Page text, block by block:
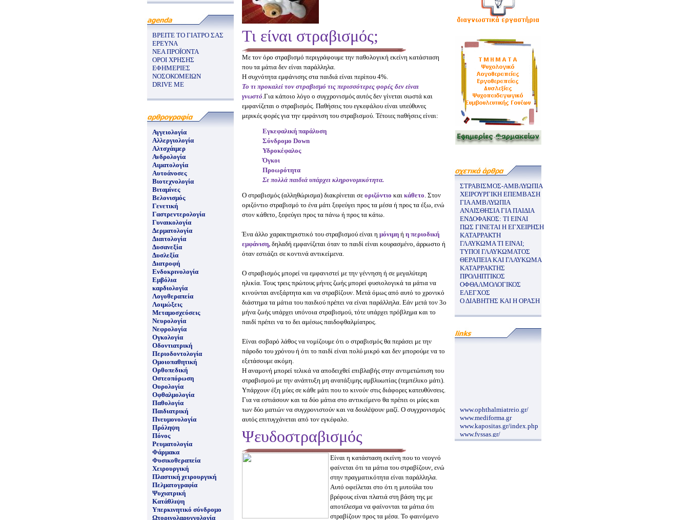
ΒΡΕΙΤΕ ΤΟ ΓΙΑΤΡΟ ΣΑΣ
ΕΡΕΥΝΑ
ΝΕΑ ΠΡΟΪΟΝΤΑ
ΟΡΟΙ ΧΡΗΣΗΣ
ΕΦΗΜΕΡΙΕΣ
ΝΟΣΟΚΟΜΕΙΩΝ
DRIVE ME
Αγγειολογία
Αλλεργιολογία
Αλτσχάιμερ
Ανδρολογία
Αιματολογία
Αυτοάνοσες
Βιοτεχνολογία
Βιταμίνες
Βελονισμός
Γενετική
Γαστρεντερολογία
Γυναικολογία
Δερματολογία
Διαιτολογία
Δυσανεξία
Δυσλεξία
Διατροφή
Ενδοκρινολογία
Εμβόλια
καρδιολογία
Λογοθεραπεία
Λοιμώξεις
Μεταμοσχεύσεις
Νευρολογία
Νεφρολογία
Ογκολογία
Οδοντιατρική
Περιοδοντολογία
Ομοιοπαθητική
Ορθοπεδική
Οστεοπόρωση
Ουρολογία
Οφθαλμολογία
Παθολογία
Παιδιατρική
Πνευμονολογία
Πρόληψη
Πόνος
Ρευματολογία
Φάρμακα
Φυσικοθεραπεία
Χειρουργική
Πλαστική χειρουργική
Πελματογραφία
Ψυχιατρική
Κατάθλιψη
Υπερκινητικό σύνδρομο
Ωτορινολαρυγγολογία
Τι είναι στραβισμός;
Με τον όρο στραβισμό περιγράφουμε την παθολογική εκείνη κατάσταση
που τα μάτια δεν είναι παράλληλα.
Η συχνότητα εμφάνισης στα παιδιά είναι περίπου 4%.
Το τι προκαλεί τον στραβισμό τις περισσότερες φορές δεν είναι
γνωστό.Για κάποιο λόγο ο συγχρονισμός αυτός δεν γίνεται σωστά και
εμφανίζεται ο στραβισμός. Παθήσεις του εγκεφάλου είναι υπεύθυνες
μερικές φορές για την εμφάνιση του στραβισμού. Τέτοιες παθήσεις είναι:
Εγκεφαλική παράλυση
Σύνδρομο Down
Υδροκέφαλος
Όγκοι
Προωρότητα
Σε πολλά παιδιά υπάρχει κληρονομικότητα.
Ο στραβισμός (αλληθώρισμα) διακρίνεται σε οριζόντιο και κάθετο. Στον
οριζόντιο στραβισμό το ένα μάτι ξεφεύγει προς τα μέσα ή προς τα έξω, ενώ
στον κάθετο, ξεφεύγει προς τα πάνω ή προς τα κάτω.
Ένα άλλο χαρακτηριστικό του στραβισμού είναι η μόνιμη ή η περιοδική
εμφάνιση, δηλαδή εμφανίζεται όταν το παιδί είναι κουρασμένο, άρρωστο ή
όταν εστιάζει σε κοντινά αντικείμενα.
Ο στραβισμός μπορεί να εμφανιστεί με την γέννηση ή σε μεγαλύτερη
ηλικία. Τους τρεις πρώτους μήνες ζωής μπορεί φυσιολογικά τα μάτια να
κινούνται ανεξάρτητα και να στραβίζουν. Μετά όμως από αυτό το χρονικό
διάστημα τα μάτια του παιδιού πρέπει να είναι παράλληλα. Εάν μετά τον 3ο
μήνα ζωής υπάρχει υπόνοια στραβισμού, τότε υπάρχει πρόβλημα και το
παιδί πρέπει να το δει αμέσως παιδοφθαλμίατρος.
Είναι σοβαρό λάθος να νομίζουμε ότι ο στραβισμός θα περάσει με την
πάροδο του χρόνου ή ότι το παιδί είναι πολύ μικρό και δεν μπορούμε να το
εξετάσουμε ακόμη.
Η αναμονή μπορεί τελικά να αποδειχθεί επιβλαβής στην αντιμετώπιση του
στραβισμού με την ανάπτυξη μη ανατάξιμης αμβλυωπίας (τεμπέλικο μάτι).
Υπάρχουν έξη μύες σε κάθε μάτι που το κινούν στις διάφορες κατευθύνσεις.
Για να εστιάσουν και τα δύο μάτια στο αντικείμενο θα πρέπει οι μύες και
των δύο ματιών να συγχρονιστούν και να δουλέψουν μαζί. Ο συγχρονισμός
αυτός επιτυγχάνεται από τον εγκέφαλο.
Ψευδοστραβισμός
Είναι η κατάσταση εκείνη που το νεογνό
φαίνεται ότι τα μάτια του στραβίζουν, ενώ
στην πραγματικότητα είναι παράλληλα.
Αυτό οφείλεται στο ότι η μυτούλα του
βρέφους είναι πλατιά στη βάση της με
αποτέλεσμα να φαίνονται τα μάτια ότι
στραβίζουν προς τα μέσα. Το φαινόμενο
ΣΤΡΑΒΙΣΜΟΣ-ΑΜΒΛΥΩΠΙΑ
ΧΕΙΡΟΥΡΓΙΚΗ ΕΠΕΜΒΑΣΗ
ΓΙΑ ΑΜΒΛΥΩΠΙΑ
ΑΝΑΙΣΘΗΣΙΑ ΓΙΑ ΠΑΙΔΙΑ
ΕΝΔΟΦΑΚΟΣ: ΤΙ ΕΙΝΑΙ
ΠΩΣ ΓΙΝΕΤΑΙ Η ΕΓΧΕΙΡΗΣΗ
ΚΑΤΑΡΡΑΚΤΗ
ΓΛΑΥΚΩΜΑ ΤΙ ΕΙΝΑΙ;
ΤΥΠΟΙ ΓΛΑΥΚΩΜΑΤΟΣ
ΘΕΡΑΠΕΙΑ ΚΑΙ ΓΛΑΥΚΩΜΑ
ΚΑΤΑΡΡΑΚΤΗΣ
ΠΡΟΛΗΠΤΙΚΟΣ
ΟΦΘΑΛΜΟΛΟΓΙΚΟΣ
ΕΛΕΓΧΟΣ
Ο ΔΙΑΒΗΤΗΣ ΚΑΙ Η ΟΡΑΣΗ
www.ophthalmiatreio.gr/
www.mediforma.gr
www.kapositas.gr/index.php
www.fyssas.gr/
www.morfoanaplasis.gr